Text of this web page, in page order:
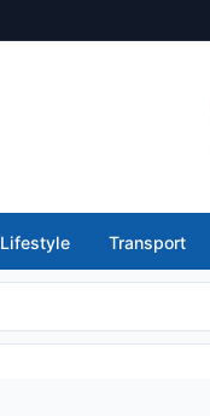
Lifestyle Transport